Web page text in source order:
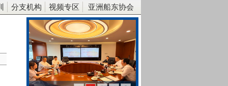
分支机构 视频专区 亚洲船东协会